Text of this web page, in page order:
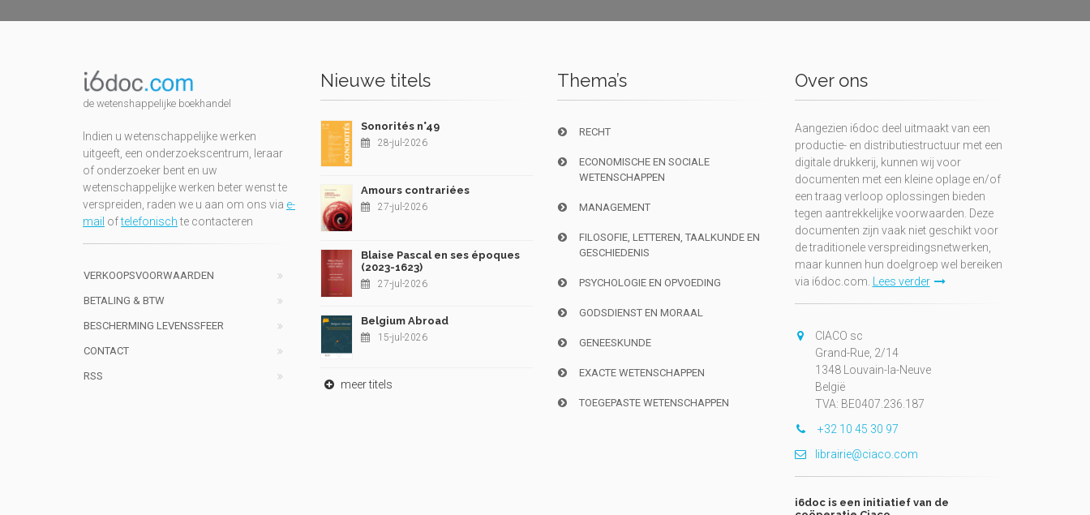
de wetenshappelijke boekhandel
Indien u wetenschappelijke werken
uitgeeft, een onderzoekscentrum, leraar
of onderzoeker bent en uw
wetenschappelijke werken beter wenst te
verspreiden, raden we u aan om ons via e-
mail oftelefonischte contacteren
VERKOOPSVOORWAARDEN
BETALING & BTW
BESCHERMING LEVENSSFEER
CONTACT
RSS
Nieuwe titels
Sonorités n°49
28-jul-2026
Amours contrariées
27-jul-2026
Blaise Pascal en ses époques
(2023-1623)
27-jul-2026
Belgium Abroad
15-jul-2026
meer titels
Thema’s
RECHT
ECONOMISCHE EN SOCIALE
WETENSCHAPPEN
MANAGEMENT
FILOSOFIE, LETTEREN, TAALKUNDE EN
GESCHIEDENIS
PSYCHOLOGIE EN OPVOEDING
GODSDIENST EN MORAAL
GENEESKUNDE
EXACTE WETENSCHAPPEN
TOEGEPASTE WETENSCHAPPEN
Over ons
Aangezien i6doc deel uitmaakt van een
productie- en distributiestructuur met een
digitale drukkerij, kunnen wij voor
documenten met een kleine oplage en/of
een traag verloop oplossingen bieden
tegen aantrekkelijke voorwaarden. Deze
documenten zijn vaak niet geschikt voor
de traditionele verspreidingsnetwerken,
maar kunnen hun doelgroep wel bereiken
via i6doc.com.
Lees verder
CIACO sc
Grand-Rue, 2/14
1348 Louvain-la-Neuve
België
TVA: BE0407.236.187
+32 10 45 30 97
librairie@ciaco.com
i6doc is een initiatief van de